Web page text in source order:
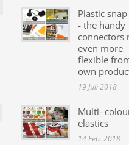
Plastic
- the handy
connectors
even more
flexible
own
19 Juli 2018
Multi-
elastics
14 Feb. 2018